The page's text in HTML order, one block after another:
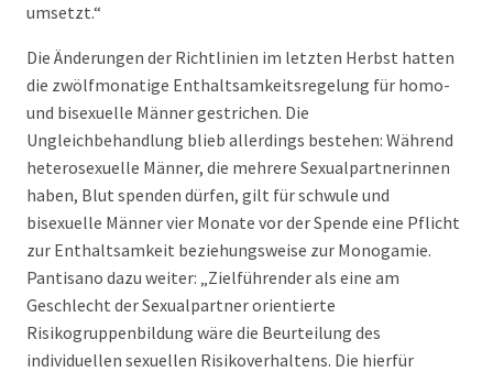
umsetzt.“
Die Änderungen der Richtlinien im letzten Herbst hatten
die zwölfmonatige Enthaltsamkeitsregelung für homo-
und bisexuelle Männer gestrichen. Die
Ungleichbehandlung blieb allerdings bestehen: Während
heterosexuelle Männer, die mehrere Sexualpartnerinnen
haben, Blut spenden dürfen, gilt für schwule und
bisexuelle Männer vier Monate vor der Spende eine Pflicht
zur Enthaltsamkeit beziehungsweise zur Monogamie.
Pantisano dazu weiter: „Zielführender als eine am
Geschlecht der Sexualpartner orientierte
Risikogruppenbildung wäre die Beurteilung des
individuellen sexuellen Risikoverhaltens. Die hierfür